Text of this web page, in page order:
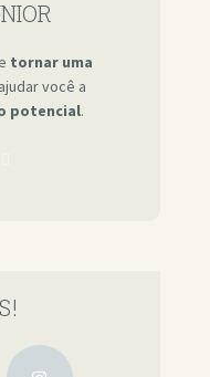
tornar uma
você a
potencial.